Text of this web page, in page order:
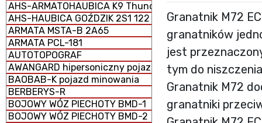
AHS-ARMATOHAUBICA K9 Thunder 155 mm samobieżna
AHS-HAUBICA GOŹDZIK 2S1 122 mm samobieżna
ARMATA MSTA-B 2A65
ARMATA PCL-181
AUTOTOPOGRAF
AWANGARD hipersoniczny pojazd szybujący
BAOBAB-K pojazd minowania
BERBERYS-R
BOJOWY WÓZ PIECHOTY BMD-1
BOJOWY WÓZ PIECHOTY BMD-2
Granatnik M72
granatników
jest
tym do
Granatnik M72
granatniki